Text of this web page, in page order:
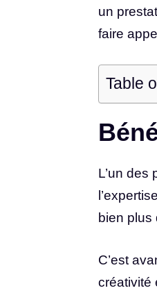
un
faire
Table
L’un des
bien plus
C’est
créativité